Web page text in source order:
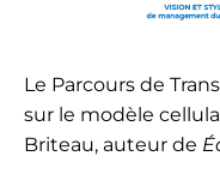
Le Parcours de
sur le modèle
Briteau, auteur de